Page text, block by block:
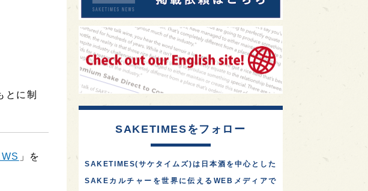
とに制
」を
SAKETIMESをフォロー
SAKETIMES(サケタイムズ)は日本酒を中心とした
SAKEカルチャーを世界に伝えるWEBメディアで